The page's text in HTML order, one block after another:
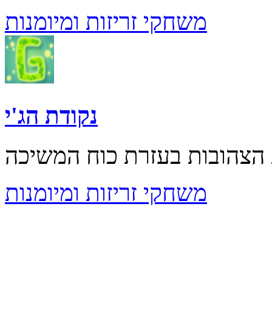
משחקי זריזות ומיומנות
נקודת הג'י
משחקי זריזות ומיומנות